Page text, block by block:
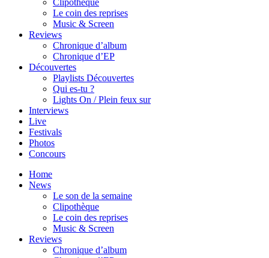
Clipothèque
Le coin des reprises
Music & Screen
Reviews
Chronique d’album
Chronique d’EP
Découvertes
Playlists Découvertes
Qui es-tu ?
Lights On / Plein feux sur
Interviews
Live
Festivals
Photos
Concours
Home
News
Le son de la semaine
Clipothèque
Le coin des reprises
Music & Screen
Reviews
Chronique d’album